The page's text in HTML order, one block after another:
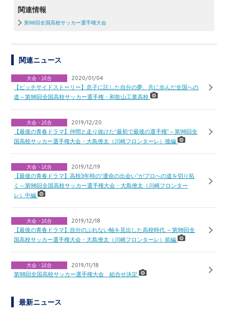
関連情報
第98回全国高校サッカー選手権大会
関連ニュース
大会・試合 2020/01/04
【ピッチサイドストーリー】息子に託した自分の夢、共に歩んだ全国への
道～第98回全国高校サッカー選手権・和歌山工業高校
大会・試合 2019/12/20
【最後の青春ドラマ】仲間と走り抜けた“最初で最後の選手権”～第98回全
国高校サッカー選手権大会・大島僚太（川崎フロンターレ）後編
大会・試合 2019/12/19
【最後の青春ドラマ】高校3年時の“運命の出会い”がプロへの道を切り拓
く～第98回全国高校サッカー選手権大会・大島僚太（川崎フロンター
レ）中編
大会・試合 2019/12/18
【最後の青春ドラマ】自分のぶれない軸を見出した高校時代 ～第98回全
国高校サッカー選手権大会・大島僚太（川崎フロンターレ）前編
大会・試合 2019/11/18
第98回全国高校サッカー選手権大会 組合せ決定
最新ニュース